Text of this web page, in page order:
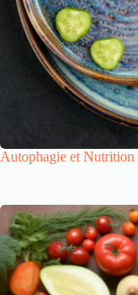
Autophagie et Nutrition